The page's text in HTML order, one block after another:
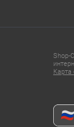
Shop-
Карта